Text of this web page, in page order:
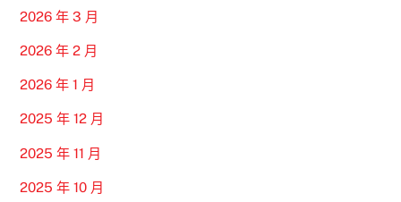
2026 年 3 月
2026 年 2 月
2026 年 1 月
2025 年 12 月
2025 年 11 月
2025 年 10 月